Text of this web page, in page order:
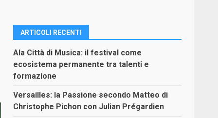
ARTICOLI RECENTI
Ala Città di Musica: il festival come
ecosistema permanente tra talenti e
formazione
Versailles: la Passione secondo Matteo di
Christophe Pichon con Julian Prégardien